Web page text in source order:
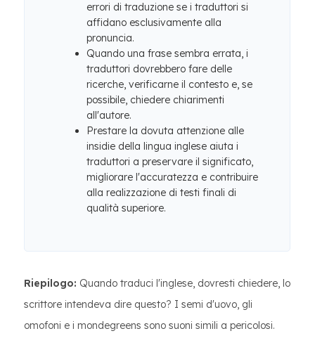
errori di traduzione se i traduttori si
affidano esclusivamente alla
pronuncia.
Quando una frase sembra errata, i
traduttori dovrebbero fare delle
ricerche, verificarne il contesto e, se
possibile, chiedere chiarimenti
all'autore.
Prestare la dovuta attenzione alle
insidie ​​della lingua inglese aiuta i
traduttori a preservare il significato,
migliorare l'accuratezza e contribuire
alla realizzazione di testi finali di
qualità superiore.
Riepilogo: Quando traduci l'inglese, dovresti chiedere, lo
scrittore intendeva dire questo? I semi d'uovo, gli
omofoni e i mondegreens sono suoni simili a pericolosi.